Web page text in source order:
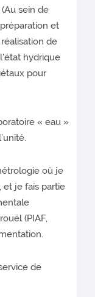
sein de
préparation et
de
hydrique
pour
« eau »
où je
et je fais partie
(PIAF,
de